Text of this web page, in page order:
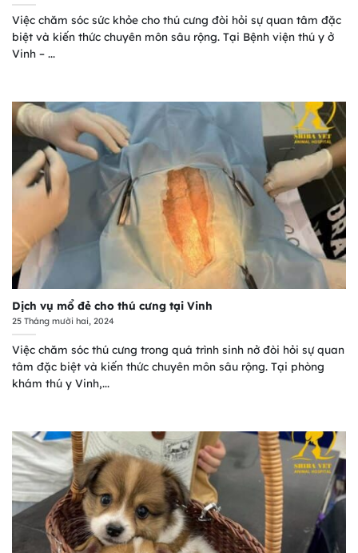
Việc chăm sóc sức khỏe cho thú cưng đòi hỏi sự quan tâm đặc
biệt và kiến thức chuyên môn sâu rộng. Tại Bệnh viện thú y ở
Vinh – ...
Dịch vụ mổ đẻ cho thú cưng tại Vinh
25 Tháng mười hai, 2024
Việc chăm sóc thú cưng trong quá trình sinh nở đòi hỏi sự quan
tâm đặc biệt và kiến thức chuyên môn sâu rộng. Tại phòng
khám thú y Vinh,...